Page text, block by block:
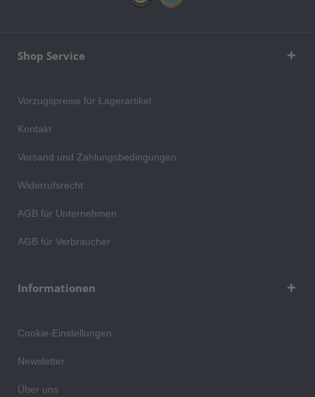
Shop Service
Vorzugspreise für Lagerartikel
Kontakt
Versand und Zahlungsbedingungen
Widerrufsrecht
AGB für Unternehmen
AGB für Verbraucher
Informationen
Cookie-Einstellungen
Newsletter
Über uns